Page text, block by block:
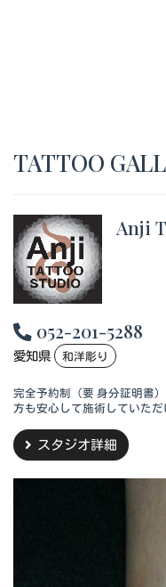
TATTOO
Anji
052-201-5288
愛知県 和洋彫り
完全予約制（要 身分証明書
方も安心して施術していただ
スタジオ詳細